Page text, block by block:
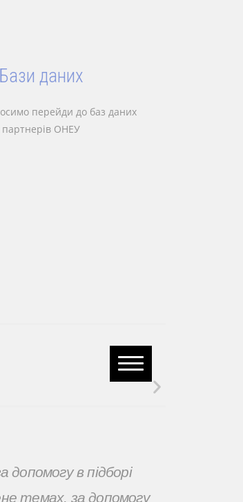
Бази даних
перейди до баз даних
партнерів ОНЕУ
допомогу в підборі
темах, за допомогу